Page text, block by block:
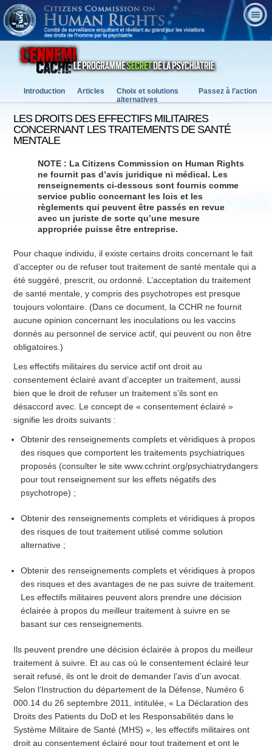
Passez à l’action
Choix et solutions
alternatives
Articles
Introduction
LES DROITS DES EFFECTIFS MILITAIRES
CONCERNANT LES TRAITEMENTS DE SANTÉ
MENTALE
NOTE : La Citizens Commission on Human Rights
ne fournit pas d’avis juridique ni médical. Les
renseignements ci-dessous sont fournis comme
service public concernant les lois et les
règlements qui peuvent être passés en revue
avec un juriste de sorte qu’une mesure
appropriée puisse être entreprise.
Pour chaque individu, il existe certains droits concernant le fait
d’accepter ou de refuser tout traitement de santé mentale qui a
été suggéré, prescrit, ou ordonné. L’acceptation du traitement
de santé mentale, y compris des psychotropes est presque
toujours volontaire. (Dans ce document, la CCHR ne fournit
aucune opinion concernant les inoculations ou les vaccins
donnés au personnel de service actif, qui peuvent ou non être
obligatoires.)
Les effectifs militaires du service actif ont droit au
consentement éclairé avant d’accepter un traitement, aussi
bien que le droit de refuser un traitement s’ils sont en
désaccord avec. Le concept de « consentement éclairé »
signifie les droits suivants :
Obtenir des renseignements complets et véridiques à propos
des risques que comportent les traitements psychiatriques
proposés (consulter le site www.cchrint.org/psychiatrydangers
pour tout renseignement sur les effets négatifs des
psychotrope) ;
Obtenir des renseignements complets et véridiques à propos
des risques de tout traitement utilisé comme solution
alternative ;
Obtenir des renseignements complets et véridiques à propos
des risques et des avantages de ne pas suivre de traitement.
Les effectifs militaires peuvent alors prendre une décision
éclairée à propos du meilleur traitement à suivre en se
basant sur ces renseignements.
Ils peuvent prendre une décision éclairée à propos du meilleur
traitement à suivre. Et au cas où le consentement éclairé leur
serait refusé, ils ont le droit de demander l’avis d’un avocat.
Selon l’Instruction du département de la Défense, Numéro 6
000.14 du 26 septembre 2011, intitulée, « La Déclaration des
Droits des Patients du DoD et les Responsabilités dans le
Système Militaire de Santé (MHS) », les effectifs militaires ont
droit au consentement éclairé pour tout traitement et ont le